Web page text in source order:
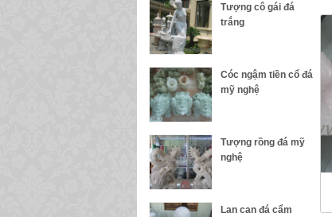
Tượng cô gái đá
trắng
Cóc ngậm tiền cổ đá
mỹ nghệ
Tượng rồng đá mỹ
nghệ
Lan can đá cẩm